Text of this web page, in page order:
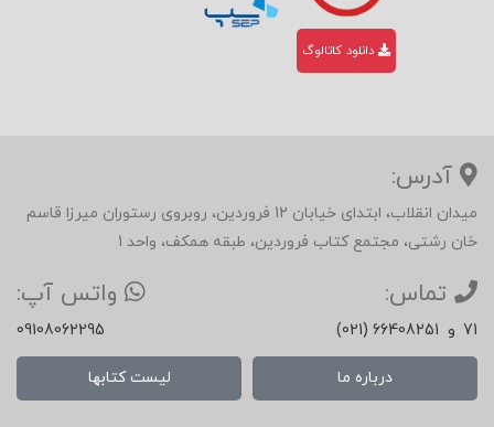
دانلود کاتالوگ
آدرس:
میدان انقلاب، ابتدای خیابان 12 فروردین، روبروی رستوران میرزا قاسم
خان رشتی، مجتمع کتاب فروردین، طبقه همکف، واحد 1
تماس:
(021) 66408251 و 71
واتس آپ:
09108062295
درباره ما لیست کتابها